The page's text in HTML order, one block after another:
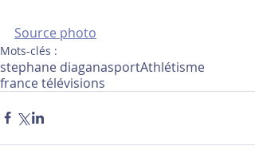
Source photo
Mots-clés :
stephane diaganasportAthlétisme
france télévisions